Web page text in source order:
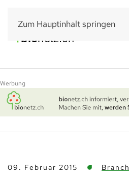
Zum Hauptinhalt springen
Werbung
09. Februar 2015